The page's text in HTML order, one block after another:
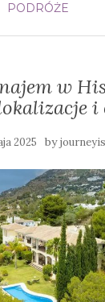
PODRÓŻE
w
2025 by